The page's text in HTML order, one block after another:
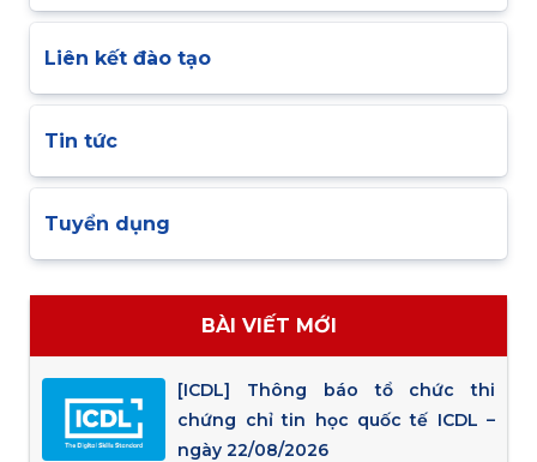
Liên kết đào tạo
Tin tức
Tuyển dụng
BÀI VIẾT MỚI
[ICDL] Thông báo tổ chức thi
chứng chỉ tin học quốc tế ICDL –
ngày 22/08/2026